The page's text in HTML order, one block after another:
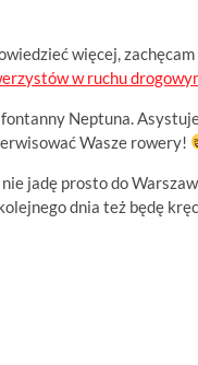
więcej,
w ruchu
Neptuna.
Wasze rowery!
jadę prosto do
dnia też będę